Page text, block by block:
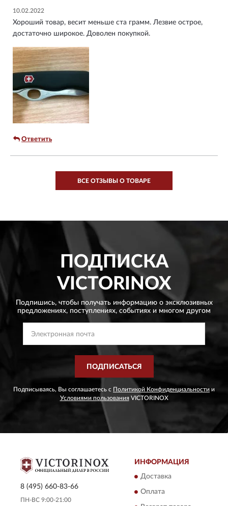
10.02.2022
Хороший товар, весит меньше ста грамм. Лезвие острое,
достаточно широкое. Доволен покупкой.
Ответить
ВСЕ ОТЗЫВЫ О ТОВАРЕ
ПОДПИСКА
VICTORINOX
Подпишись, чтобы получать информацию о эксклюзивных
предложениях, поступлениях, событиях и многом другом
ПОДПИСАТЬСЯ
Подписываясь, Вы соглашаетесь с Политикой Конфиденциальности и
Условиями пользованияVICTORINOX
8 (495) 660-83-66
ПН-ВС 9:00-21:00
ИНФОРМАЦИЯ
Доставка
Оплата